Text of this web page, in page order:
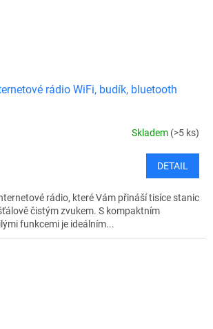
rádio WiFi, budík, bluetooth
Skladem (>5 ks)
DETAIL
rádio, které Vám přináší tisíce stanic
čistým zvukem. S kompaktním
funkcemi je ideálním...